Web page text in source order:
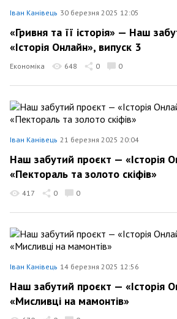
Іван Канівець 30 березня 2025 12:05
«Гривня та її історія» — Наш
«Історія Онлайн», випуск 3
Економіка 648 0 0
Іван Канівець 21 березня 2025 20:04
Наш забутий проєкт — «Історія
«Пектораль та золото скіфів»
417 0 0
Іван Канівець 14 березня 2025 12:56
Наш забутий проєкт — «Історія
«Мисливці на мамонтів»